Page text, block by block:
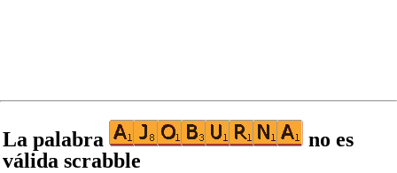
La palabra
no es
válida scrabble